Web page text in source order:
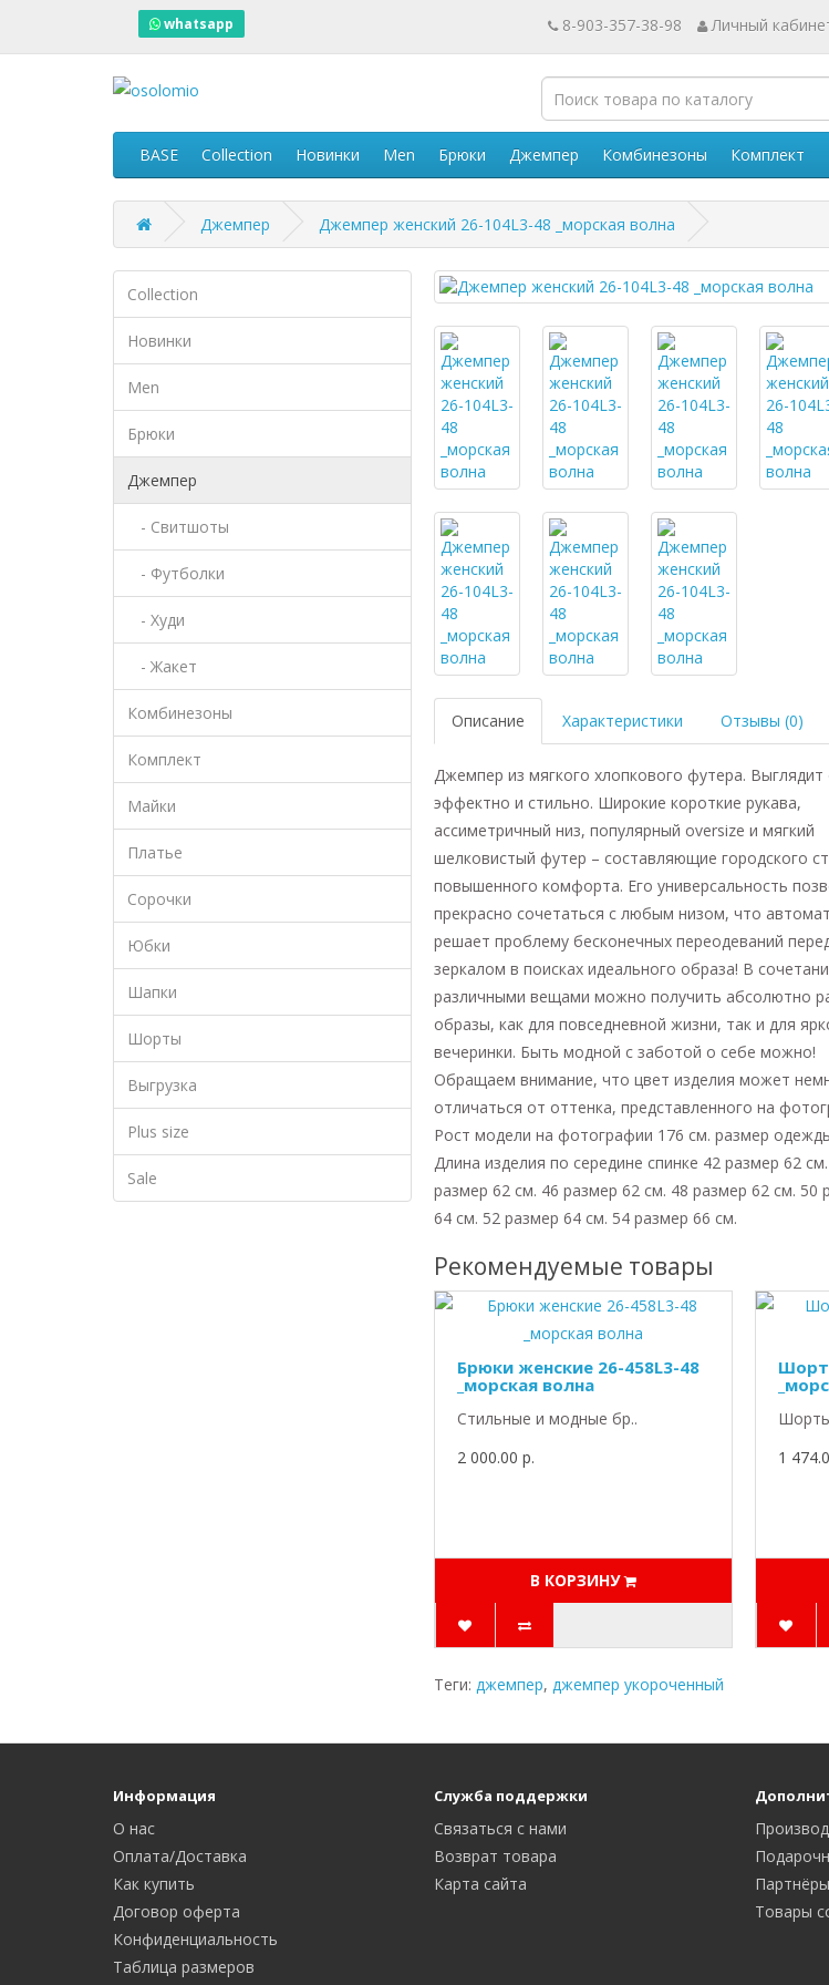
whatsapp 8-903-357-38-98 Личный
BASE Collection Новинки Men Брюки Джемпер Комбинезоны Комплект
Джемпер Джемпер женский 26-104L3-48 _морская волна
Collection
Новинки
Men
Брюки
Джемпер
- Свитшоты
- Футболки
- Худи
- Жакет
Комбинезоны
Комплект
Майки
Платье
Сорочки
Юбки
Шапки
Шорты
Выгрузка
Plus size
Sale
Описание Характеристики Отзывы (0)
Джемпер из мягкого хлопкового футера. Выглядит
эффектно и стильно. Широкие короткие рукава,
ассиметричный низ, популярный oversize и мягкий
шелковистый футер – составляющие городского
повышенного комфорта. Его универсальность
прекрасно сочетаться с любым низом, что
решает проблему бесконечных переодеваний
зеркалом в поисках идеального образа! В
различными вещами можно получить абсолютно
образы, как для повседневной жизни, так и для
вечеринки. Быть модной с заботой о себе можно!
Обращаем внимание, что цвет изделия может
отличаться от оттенка, представленного на
Рост модели на фотографии 176 см. размер
Длина изделия по середине спинке 42 размер 62
размер 62 см. 46 размер 62 см. 48 размер 62 см. 50
64 см. 52 размер 64 см. 54 размер 66 см.
Рекомендуемые товары
Брюки женские 26-458L3-48
_морская волна
Стильные и модные бр..
2 000.00 р.
В КОРЗИНУ
1
Теги: джемпер, джемпер укороченный
Информация
О нас
Оплата/Доставка
Как купить
Договор оферта
Конфиденциальность
Таблица размеров
Служба поддержки
Связаться с нами
Возврат товара
Карта сайта
Партнёры
Товары